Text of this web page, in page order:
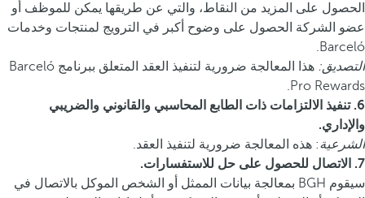
الحصول على المزيد من النقاط، والتي عن طريقها يمكن للموظف أو
عضو الشركة الحصول على وضوح أكبر في الترويج لمنتجات وخدمات
Barceló.
التصديق:
هذا المعالجة ضرورية لتنفيذ العقد المتعلق ببرنامج Barceló
Pro Rewards.
6. تنفيذ الالتزامات ذات الطابع المحاسبي والقانوني والضريبي
والإداري.
الشرعية: هذه المعالجة ضرورية لتنفيذ العقد.
7. الاتصال للحصول على حل للاستفسارات.
سيقوم BGH بمعالجة بيانات الممثل أو الشخص الموكل بالاتصال في